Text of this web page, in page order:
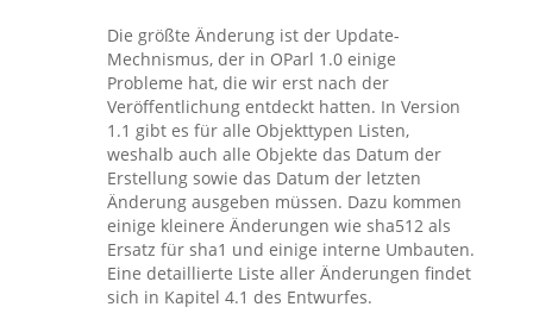
Die größte Änderung ist der Update-
Mechnismus, der in OParl 1.0 einige
Probleme hat, die wir erst nach der
Veröffentlichung entdeckt hatten. In Version
1.1 gibt es für alle Objekttypen Listen,
weshalb auch alle Objekte das Datum der
Erstellung sowie das Datum der letzten
Änderung ausgeben müssen. Dazu kommen
einige kleinere Änderungen wie sha512 als
Ersatz für sha1 und einige interne Umbauten.
Eine detaillierte Liste aller Änderungen findet
sich in Kapitel 4.1 des Entwurfes.